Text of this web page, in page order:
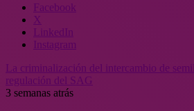
Facebook
X
LinkedIn
Instagram
La criminalización del intercambio de
regulación del SAG
3 semanas atrás